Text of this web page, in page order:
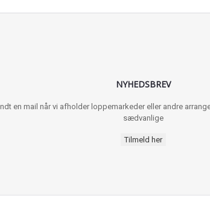
NYHEDSBREV
en mail når vi afholder loppemarkeder eller andre
sædvanlige
Tilmeld her